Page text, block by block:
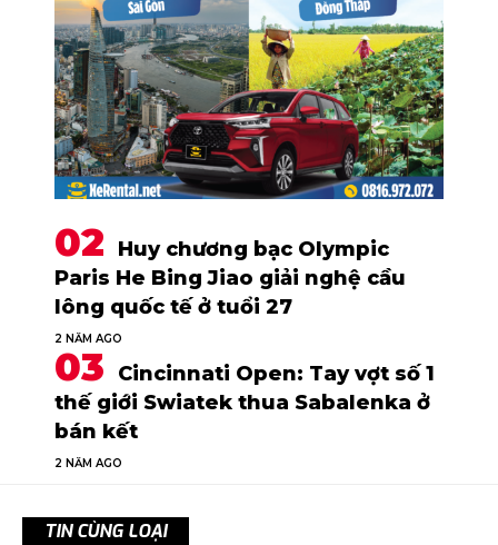
Huy chương bạc Olympic
Paris He Bing Jiao giải nghệ cầu
lông quốc tế ở tuổi 27
2 NĂM AGO
Cincinnati Open: Tay vợt số 1
thế giới Swiatek thua Sabalenka ở
bán kết
2 NĂM AGO
TIN CÙNG LOẠI